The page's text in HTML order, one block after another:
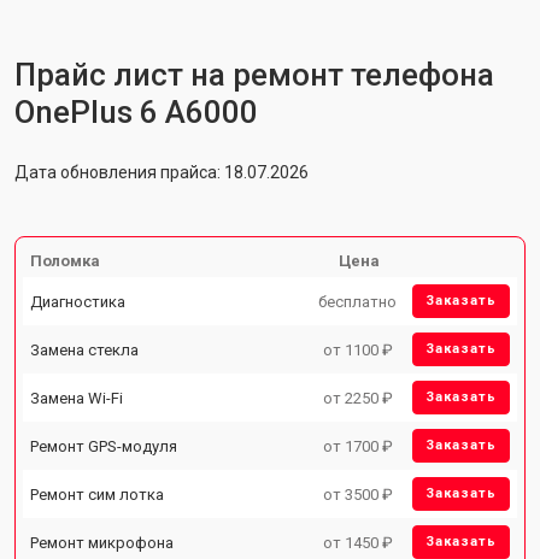
Прайс лист на ремонт телефона
OnePlus 6 A6000
Дата обновления прайса: 18.07.2026
Поломка Цена
Диагностика бесплатно Заказать
Замена стекла от 1100 ₽ Заказать
Замена Wi-Fi от 2250 ₽ Заказать
Ремонт GPS-модуля от 1700 ₽ Заказать
Ремонт сим лотка от 3500 ₽ Заказать
Ремонт микрофона от 1450 ₽ Заказать